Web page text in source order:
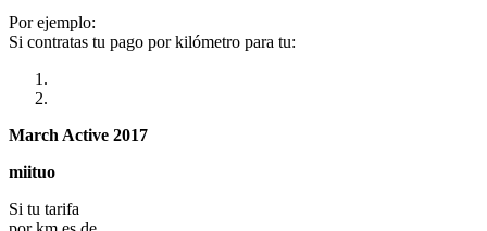
Por ejemplo:
Si contratas tu pago por kilómetro para tu:
March Active 2017
miituo
Si tu tarifa